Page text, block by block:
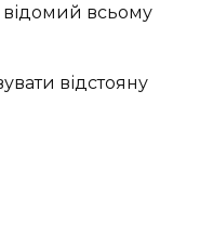
відомий всьому
відстояну